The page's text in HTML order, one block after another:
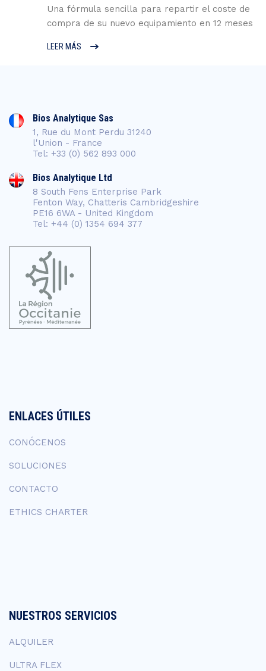
Una fórmula sencilla para repartir el coste de
compra de su nuevo equipamiento en 12 meses
LEER MÁS
Bios Analytique Sas
1, Rue du Mont Perdu 31240
l'Union - France
Tel: +33 (0) 562 893 000
Bios Analytique Ltd
8 South Fens Enterprise Park
Fenton Way, Chatteris Cambridgeshire
PE16 6WA - United Kingdom
Tel: +44 (0) 1354 694 377
ENLACES ÚTILES
CONÓCENOS
SOLUCIONES
CONTACTO
ETHICS CHARTER
NUESTROS SERVICIOS
ALQUILER
ULTRA FLEX